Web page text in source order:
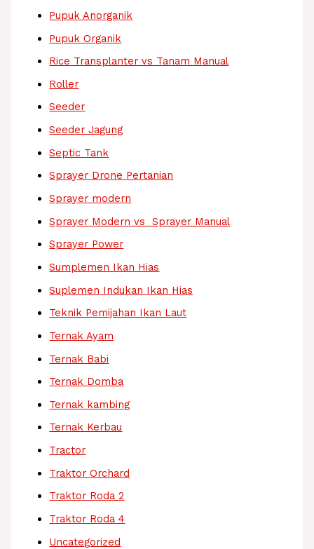
Pupuk Anorganik
Pupuk Organik
Rice Transplanter vs Tanam Manual
Roller
Seeder
Seeder Jagung
Septic Tank
Sprayer Drone Pertanian
Sprayer modern
Sprayer Modern vs Sprayer Manual
Sprayer Power
Sumplemen Ikan Hias
Suplemen Indukan Ikan Hias
Teknik Pemijahan Ikan Laut
Ternak Ayam
Ternak Babi
Ternak Domba
Ternak kambing
Ternak Kerbau
Tractor
Traktor Orchard
Traktor Roda 2
Traktor Roda 4
Uncategorized